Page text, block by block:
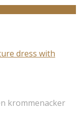
krommenacker